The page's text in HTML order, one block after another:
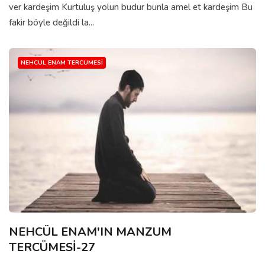
ver kardeşim Kurtuluş yolun budur bunla amel et kardeşim Bu
fakir böyle değildi la...
NEHCUL ENAM TERCUMESI
NEHCÜL ENAM'IN MANZUM
TERCÜMESİ-27